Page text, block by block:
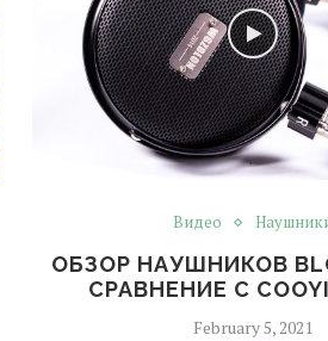
Видео
ОБЗОР НАУШНИКОВ
СРАВНЕНИЕ С
February 5, 2021